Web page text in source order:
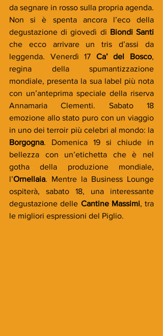
da segnare in rosso sulla propria agenda.
Non si è spenta ancora l’eco della
degustazione di giovedì di Biondi Santi
che ecco arrivare un tris d’assi da
leggenda. Venerdì 17 Ca’ del Bosco,
regina della spumantizzazione
mondiale, presenta la sua label più nota
con un’anteprima speciale della riserva
Annamaria Clementi. Sabato 18
emozione allo stato puro con un viaggio
Borgogna. Domenica 19 si chiude in
bellezza con un’etichetta che è nel
gotha della produzione mondiale,
l’Ornellaia. Mentre la Business Lounge
ospiterà, sabato 18, una interessante
degustazione delle Cantine Massimi, tra
le migliori espressioni del Piglio.